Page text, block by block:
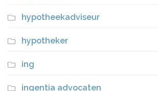
hypotheekadviseur
hypotheker
ing
ingentia advocaten